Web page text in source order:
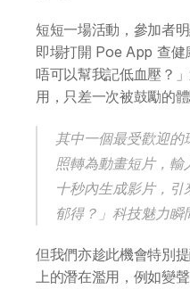
短短一場活動，參加者
即場打開 Poe App 查健
唔可以幫我記低血壓？
用，只差一次被鼓勵的體
其中一個最受歡迎
照轉為動畫短片，
十秒內生成影片，
郁得？」科技魅力瞬
但我們亦趁此機會特別
上的潛在濫用，例如變
DotAI 課
AI 活動
AI 攻略及
AI 企業培
學校 AI 培